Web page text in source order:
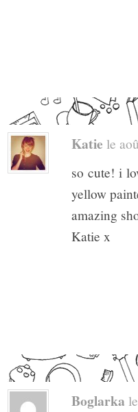
Katie le
so cute! i
yellow
amazing
Katie x
Boglarka